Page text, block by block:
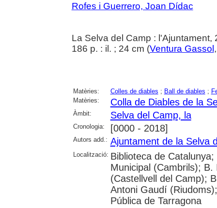
Rofes i Guerrero, Joan Dídac
La Selva del Camp : l'Ajuntament,
186 p. : il. ; 24 cm (Ventura Gassol
Matèries: Colles de diables ; Ball de diables ;
Matèries:
Colla de Diables de la
Àmbit: Selva del Camp, la
Cronologia: [0000 - 2018]
Autors add.: Ajuntament de la Selva
Localització: Biblioteca de
Municipal (Cambrils);
(Castellvell del Camp);
Antoni Gaudí
Pública de Tarragona